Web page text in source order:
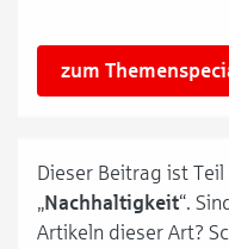
zum
Dieser Beitrag ist
„Nachhaltigkeit“.
Artikeln dieser Art?